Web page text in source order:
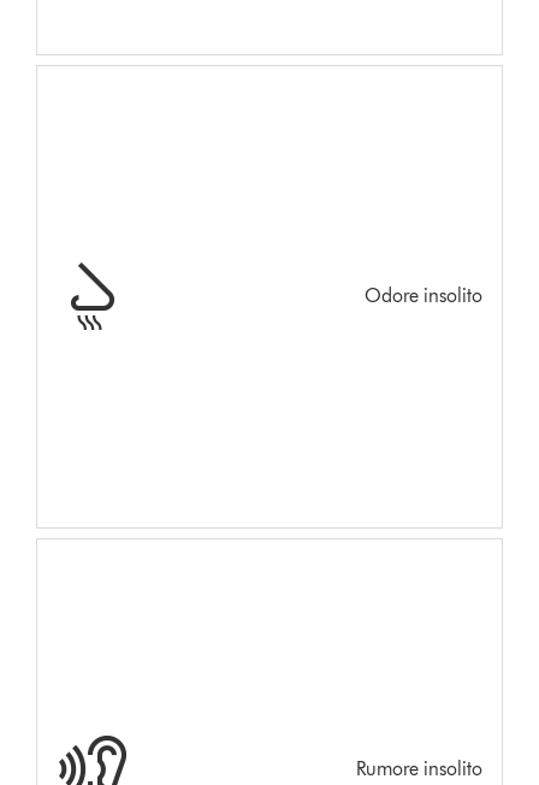
Odore insolito
Rumore insolito